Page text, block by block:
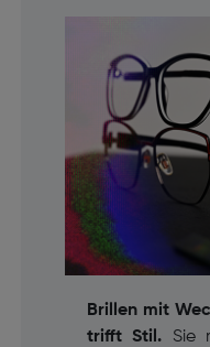
Brillen mit
trifft Stil. Sie